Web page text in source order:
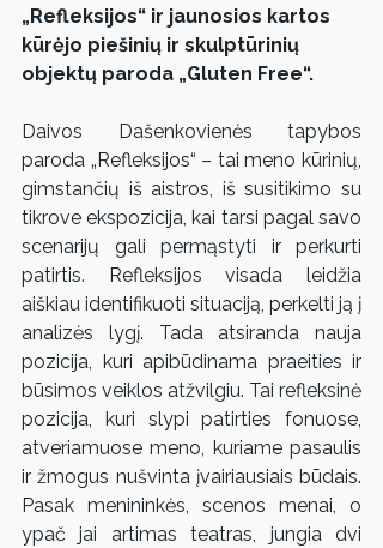
„Refleksijos“ ir jaunosios kartos
kūrėjo piešinių ir skulptūrinių
objektų paroda „Gluten Free“.
Daivos Dašenkovienės tapybos
paroda „Refleksijos“ – tai meno kūrinių,
gimstančių iš aistros, iš susitikimo su
tikrove ekspozicija, kai tarsi pagal savo
scenarijų gali permąstyti ir perkurti
patirtis. Refleksijos visada leidžia
aiškiau identifikuoti situaciją, perkelti ją į
analizės lygį. Tada atsiranda nauja
pozicija, kuri apibūdinama praeities ir
būsimos veiklos atžvilgiu. Tai refleksinė
pozicija, kuri slypi patirties fonuose,
atveriamuose meno, kuriame pasaulis
ir žmogus nušvinta įvairiausiais būdais.
Pasak menininkės, scenos menai, o
ypač jai artimas teatras, jungia dvi